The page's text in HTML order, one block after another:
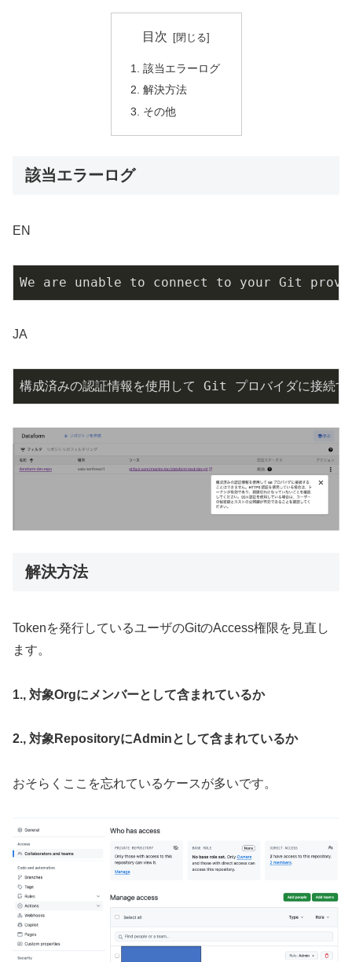
目次
該当エラーログ
解決方法
その他
該当エラーログ
EN
We are unable to connect to your Git
JA
構成済みの認証情報を使用して Git プロバイダに接続す
解決方法
Tokenを発行しているユーザのGitのAccess権限を見直し
ます。
1., 対象Orgにメンバーとして含まれているか
2., 対象RepositoryにAdminとして含まれているか
おそらくここを忘れているケースが多いです。